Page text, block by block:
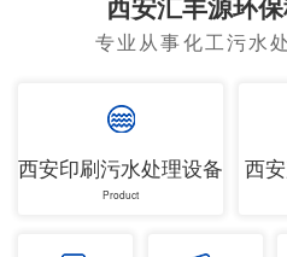
专业从事化工污水
西安印刷污水处理设备
Product
西